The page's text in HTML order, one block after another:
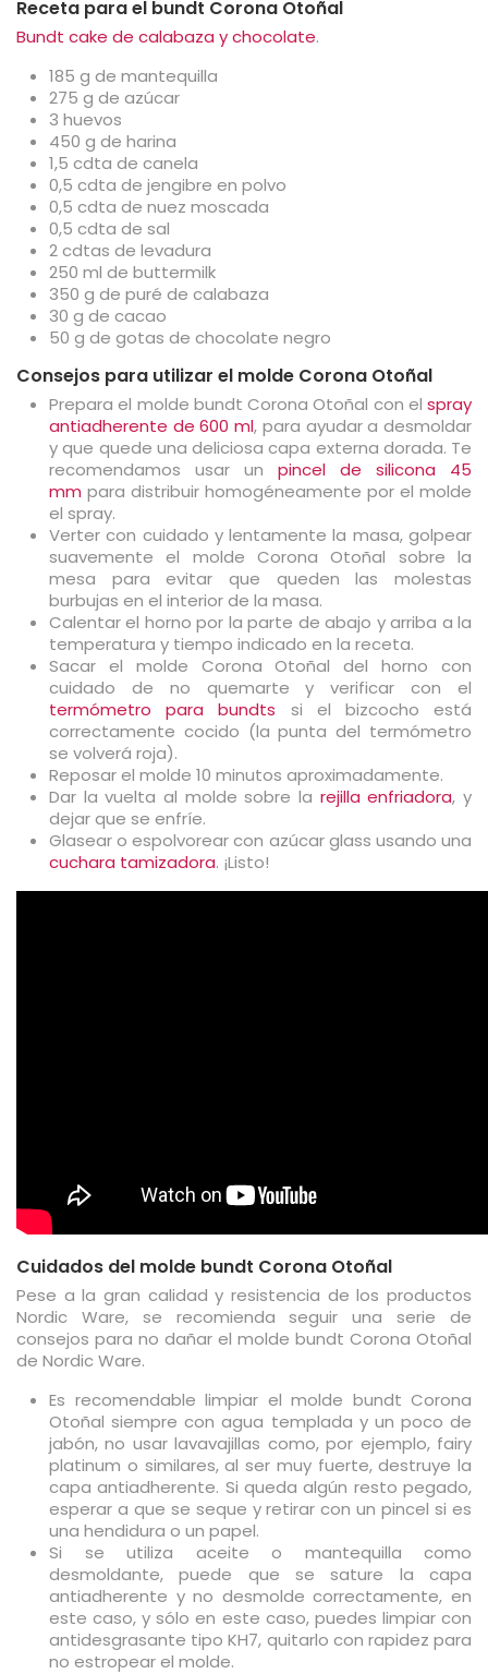
Receta para el bundt Corona Otoñal
Bundt cake de calabaza y chocolate.
185 g de mantequilla
275 g de azúcar
3 huevos
450 g de harina
1,5 cdta de canela
0,5 cdta de jengibre en polvo
0,5 cdta de nuez moscada
0,5 cdta de sal
2 cdtas de levadura
250 ml de buttermilk
350 g de puré de calabaza
30 g de cacao
50 g de gotas de chocolate negro
Consejos para utilizar el molde Corona Otoñal
Prepara el molde bundt Corona Otoñal con el spray
antiadherente de 600 ml, para ayudar a desmoldar
y que quede una deliciosa capa externa dorada. Te
recomendamos usar un pincel de silicona 45
mm para distribuir homogéneamente por el molde
el spray.
Verter con cuidado y lentamente la masa, golpear
suavemente el molde Corona Otoñal sobre la
mesa para evitar que queden las molestas
burbujas en el interior de la masa.
Calentar el horno por la parte de abajo y arriba a la
temperatura y tiempo indicado en la receta.
Sacar el molde Corona Otoñal del horno con
cuidado de no quemarte y verificar con el
termómetro para bundts si el bizcocho está
correctamente cocido (la punta del termómetro
se volverá roja).
Reposar el molde 10 minutos aproximadamente.
Dar la vuelta al molde sobre la rejilla enfriadora, y
dejar que se enfríe.
Glasear o espolvorear con azúcar glass usando una
cuchara tamizadora. ¡Listo!
Cuidados del molde bundt Corona Otoñal
Pese a la gran calidad y resistencia de los productos
Nordic Ware, se recomienda seguir una serie de
consejos para no dañar el molde bundt Corona Otoñal
de Nordic Ware.
Es recomendable limpiar el molde bundt Corona
Otoñal siempre con agua templada y un poco de
jabón, no usar lavavajillas como, por ejemplo, fairy
platinum o similares, al ser muy fuerte, destruye la
capa antiadherente. Si queda algún resto pegado,
esperar a que se seque y retirar con un pincel si es
una hendidura o un papel.
Si se utiliza aceite o mantequilla como
desmoldante, puede que se sature la capa
antiadherente y no desmolde correctamente, en
este caso, y sólo en este caso, puedes limpiar con
antidesgrasante tipo KH7, quitarlo con rapidez para
no estropear el molde.